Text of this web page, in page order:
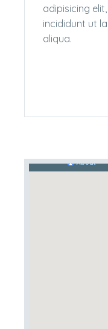
adipisicing
incididunt ut
aliqua.